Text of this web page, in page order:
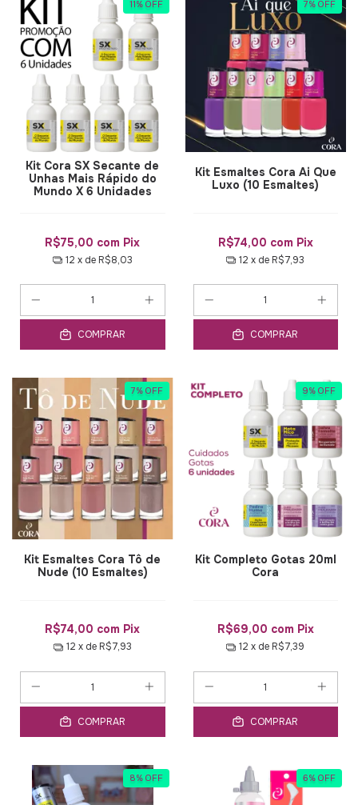
11% OFF
Kit Cora SX Secante de
Unhas Mais Rápido do
Mundo X 6 Unidades
R$75,00 com Pix
12 x de R$8,03
COMPRAR
7% OFF
Kit Esmaltes Cora Ai Que
Luxo (10 Esmaltes)
R$74,00 com Pix
12 x de R$7,93
COMPRAR
7% OFF
Kit Esmaltes Cora Tô de
Nude (10 Esmaltes)
R$74,00 com Pix
12 x de R$7,93
COMPRAR
9% OFF
Kit Completo Gotas 20ml
Cora
R$69,00 com Pix
12 x de R$7,39
COMPRAR
8% OFF 6% OFF